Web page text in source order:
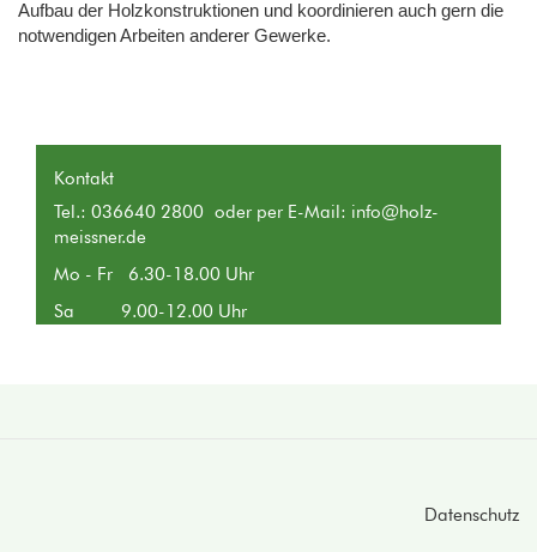
Aufbau der Holzkonstruktionen und koordinieren auch gern die
notwendigen Arbeiten anderer Gewerke.
Kontakt
Tel.: 036640 2800 oder per E-Mail: info@holz-
meissner.de
Mo - Fr 6.30-18.00 Uhr
Sa 9.00-12.00 Uhr
Footer
Datenschutz